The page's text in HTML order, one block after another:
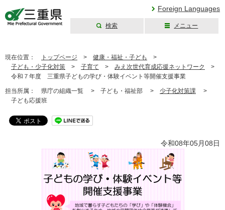
Foreign Languages
検索 メニュー
現在位置： トップページ > 健康・福祉・子ども
>
子ども・少子化対策 > 子育て > みえ次世代育成応援ネットワーク
>
令和７年度 三重県子どもの学び・体験イベント等開催支援事業
担当所属： 県庁の組織一覧 > 子ども・福祉部 > 少子化対策課 >
子ども応援班
令和08年05月08日